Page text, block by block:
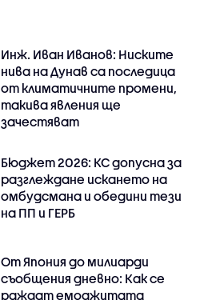
Инж. Иван Иванов: Ниските
нива на Дунав са последица
от климатичните промени,
такива явления ще
зачестяват
Бюджет 2026: КС допусна за
разглеждане искането на
омбудсмана и обедини тези
на ПП и ГЕРБ
От Япония до милиарди
съобщения дневно: Как се
раждат емоджитата